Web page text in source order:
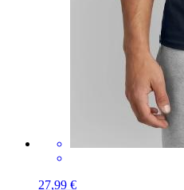
27,99 €